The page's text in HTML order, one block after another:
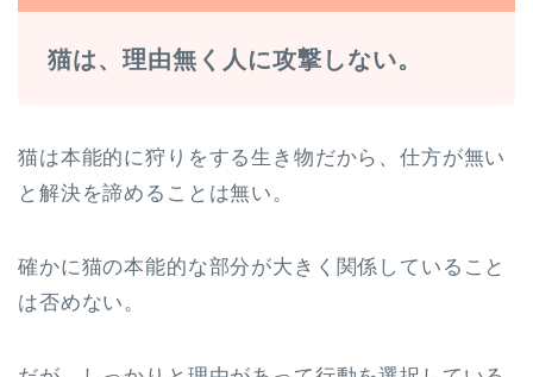
猫は、理由無く人に攻撃しない。
猫は本能的に狩りをする生き物だから、仕方が無い
と解決を諦めることは無い。
確かに猫の本能的な部分が大きく関係していること
は否めない。